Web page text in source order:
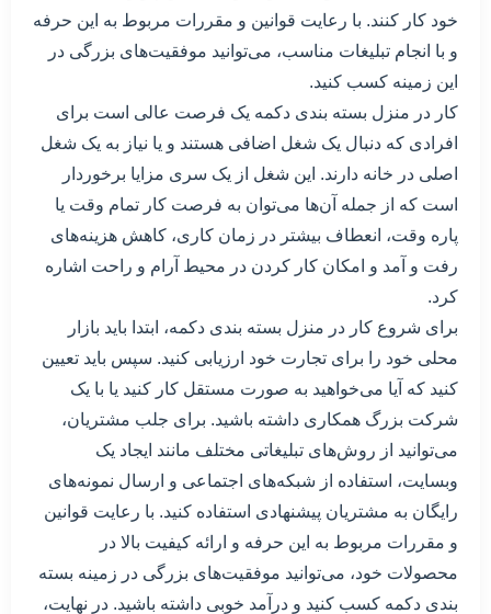
خود کار کنند. با رعایت قوانین و مقررات مربوط به این حرفه
و با انجام تبلیغات مناسب، می‌توانید موفقیت‌های بزرگی در
این زمینه کسب کنید.
کار در منزل بسته بندی دکمه یک فرصت عالی است برای
افرادی که دنبال یک شغل اضافی هستند و یا نیاز به یک شغل
اصلی در خانه دارند. این شغل از یک سری مزایا برخوردار
است که از جمله آن‌ها می‌توان به فرصت کار تمام وقت یا
پاره وقت، انعطاف بیشتر در زمان کاری، کاهش هزینه‌های
رفت و آمد و امکان کار کردن در محیط آرام و راحت اشاره
کرد.
برای شروع کار در منزل بسته بندی دکمه، ابتدا باید بازار
محلی خود را برای تجارت خود ارزیابی کنید. سپس باید تعیین
کنید که آیا می‌خواهید به صورت مستقل کار کنید یا با یک
شرکت بزرگ همکاری داشته باشید. برای جلب مشتریان،
می‌توانید از روش‌های تبلیغاتی مختلف مانند ایجاد یک
وبسایت، استفاده از شبکه‌های اجتماعی و ارسال نمونه‌های
رایگان به مشتریان پیشنهادی استفاده کنید. با رعایت قوانین
و مقررات مربوط به این حرفه و ارائه کیفیت بالا در
محصولات خود، می‌توانید موفقیت‌های بزرگی در زمینه بسته
بندی دکمه کسب کنید و درآمد خوبی داشته باشید. در نهایت،